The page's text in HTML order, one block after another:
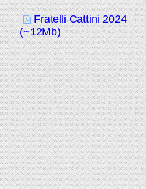
Fratelli Cattini 2024
(~12Mb)